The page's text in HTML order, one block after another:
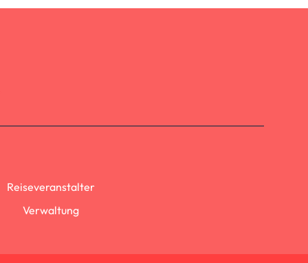
Reiseveranstalter
Verwaltung